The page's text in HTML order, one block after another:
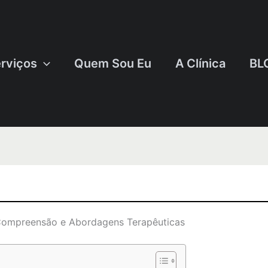
Quem Sou Eu A Clínica
e Abordagens Terapêuticas